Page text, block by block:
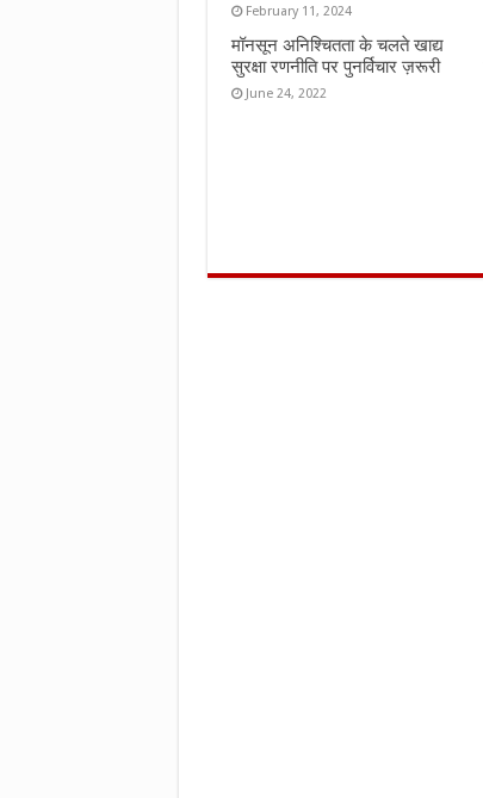
February 11, 2024
मॉनसून अनिश्चितता के चलते खाद्य
सुरक्षा रणनीति पर पुनर्विचार ज़रूरी
June 24, 2022